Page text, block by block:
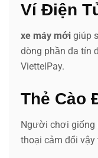
Ví Điện
xe máy mới giúp
dòng phần đa tín
ViettelPay.
Thẻ Cào
Người chơi giống
thoại cảm đổi vậy